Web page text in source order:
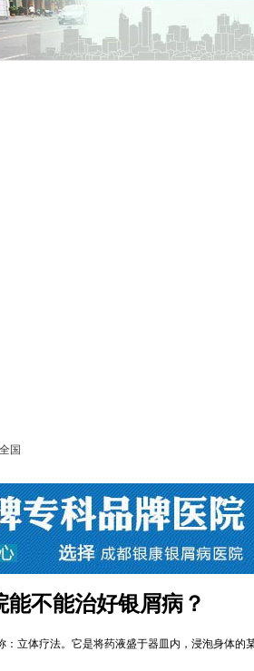
国
不能治好银屑病？
立体疗法。它是将药液盛于器皿内，浸泡身体